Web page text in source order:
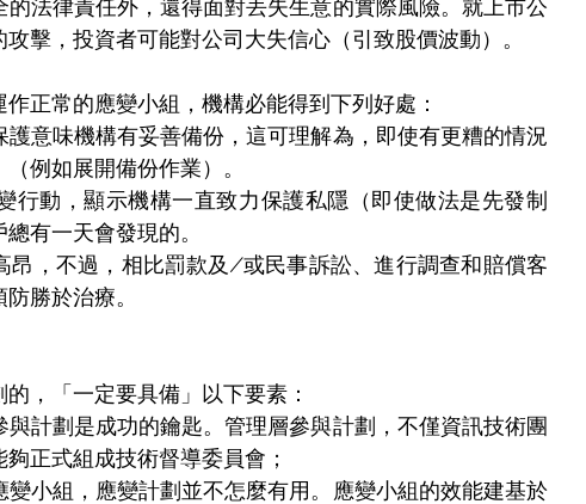
法律責任外，還得面對丟失生意的實際風險。就上市公
擊，投資者可能對公司大失信心（引致股價波動）。
正常的應變小組，機構必能得到下列好處：
意味機構有妥善備份，這可理解為，即使有更糟的情況
例如展開備份作業）。
行動，顯示機構一直致力保護私隱（即使做法是先發制
有一天會發現的。
昂，不過，相比罰款及∕或民事訴訟、進行調查和賠償客
勝於治療。
，「一定要具備」以下要素：
與計劃是成功的鑰匙。管理層參與計劃，不僅資訊技術團
正式組成技術督導委員會；
變小組，應變計劃並不怎麼有用。應變小組的效能建基於